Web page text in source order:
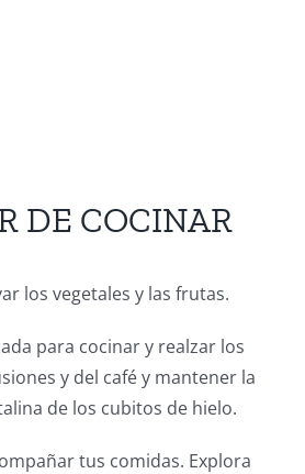
DE COCINAR
los vegetales y las frutas.
para cocinar y realzar los
y del café y mantener la
de los cubitos de hielo.
tus comidas. Explora